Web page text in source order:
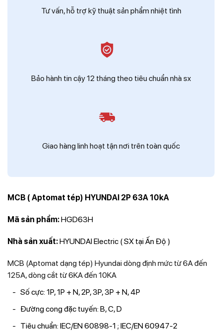
Tư vấn, hỗ trợ kỹ thuật sản phẩm nhiệt tình
Bảo hành tin cậy 12 tháng theo tiêu chuẩn nhà sx
Giao hàng linh hoạt tận nơi trên toàn quốc
MCB ( Aptomat tép) HYUNDAI 2P 63A 10kA
Mã sản phẩm:HGD63H
Nhà sản xuất:HYUNDAI Electric ( SX tại Ấn Độ )
MCB (Aptomat dạng tép) Hyundai dòng định mức từ 6A đến
125A, dòng cắt từ 6KA đến 10KA
Số cực: 1P, 1P + N, 2P, 3P, 3P + N, 4P
Đường cong đặc tuyến: B, C, D
Tiêu chuẩn: IEC/EN 60898-1 ; IEC/EN 60947-2